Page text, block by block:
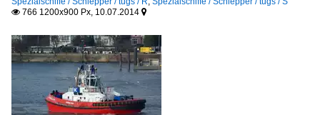
 766 1200x900 Px, 10.07.2014 